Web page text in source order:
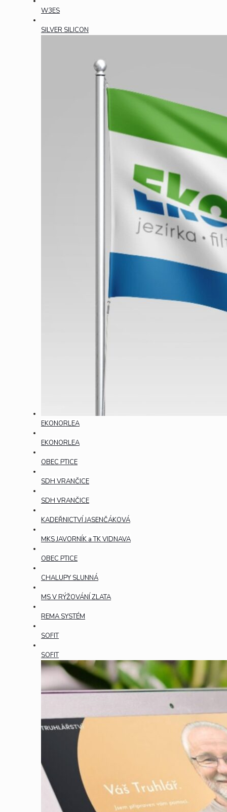
W3ES
SILVER SILICON
EKONORLEA
EKONORLEA
OBEC PTICE
SDH VRANČICE
SDH VRANČICE
KADEŘNICTVÍ JASENČÁKOVÁ
MKS JAVORNÍK a TK VIDNAVA
OBEC PTICE
CHALUPY SLUNNÁ
MS V RÝŽOVÁNÍ ZLATA
REMA SYSTÉM
SOFIT
SOFIT